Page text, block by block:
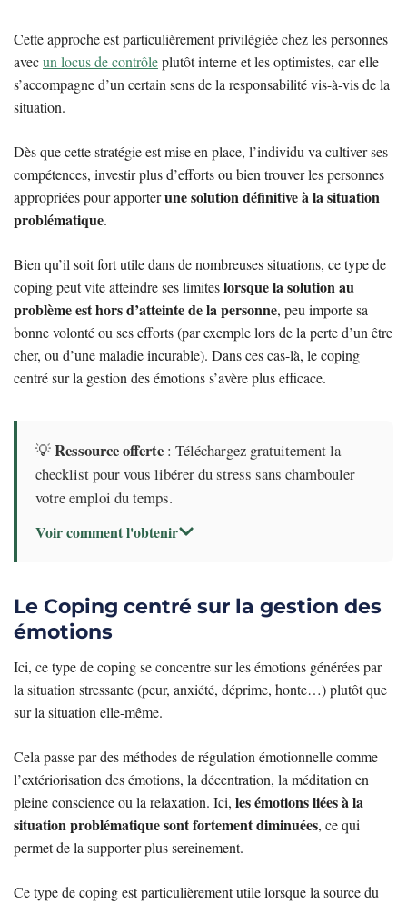
Cette approche est particulièrement privilégiée chez les personnes
avecun locus de contrôleplutôt interne et les optimistes, car elle
s’accompagne d’un certain sens de la responsabilité vis-à-vis de la
situation.
Dès que cette stratégie est mise en place, l’individu va cultiver ses
compétences, investir plus d’efforts ou bien trouver les personnes
appropriées pour apporterune solution définitive à la situation
problématique.
Bien qu’il soit fort utile dans de nombreuses situations, ce type de
coping peut vite atteindre ses limiteslorsque la solution au
problème est hors d’atteinte de la personne, peu importe sa
bonne volonté ou ses efforts (par exemple lors de la perte d’un être
cher, ou d’une maladie incurable). Dans ces cas-là, le coping
centré sur la gestion des émotions s’avère plus efficace.
💡Ressource offerte : Téléchargez gratuitement la
checklist pour vous libérer du stress sans chambouler
votre emploi du temps.
Voir comment l'obtenir
Le Coping centré sur la gestion des
émotions
Ici, ce type de coping se concentre sur les émotions générées par
la situation stressante (peur, anxiété, déprime, honte…) plutôt que
sur la situation elle-même.
Cela passe par des méthodes de régulation émotionnelle comme
l’extériorisation des émotions, la décentration, la méditation en
pleine conscience ou la relaxation. Ici, les émotions liées à la
situation problématique sont fortement diminuées, ce qui
permet de la supporter plus sereinement.
Ce type de coping est particulièrement utile lorsque la source du